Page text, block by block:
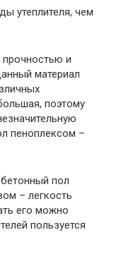
утеплителя, чем
и
материал
поэтому
пеноплексом –
пол
– легкость
его можно
пользуется